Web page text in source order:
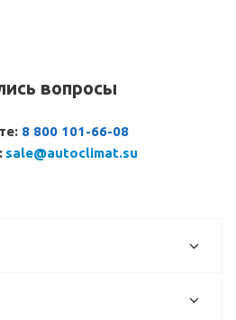
вопросы
8 800 101-66-08
sale@autoclimat.su